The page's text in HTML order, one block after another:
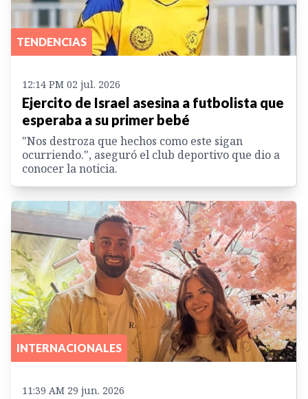
TENDENCIAS
12:14 PM 02 jul. 2026
Ejercito de Israel asesina a futbolista que
esperaba a su primer bebé
"Nos destroza que hechos como este sigan
ocurriendo.", aseguró el club deportivo que dio a
conocer la noticia.
INTERNACIONALES
11:39 AM 29 jun. 2026